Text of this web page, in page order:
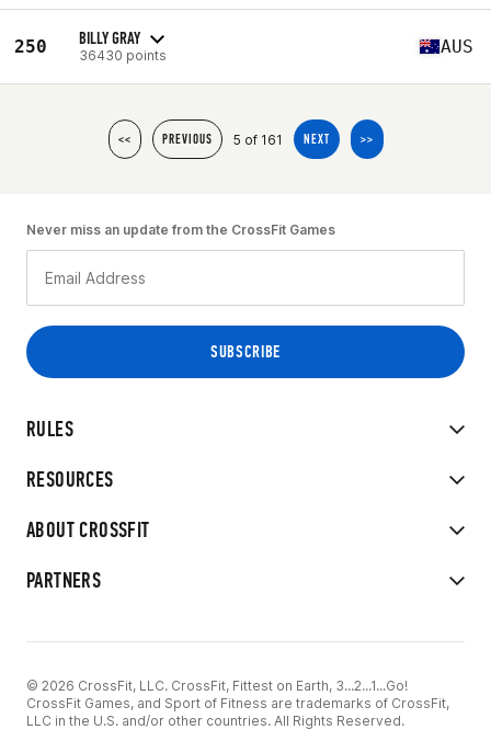
250 BILLY GRAY
36430 points AUS
<< PREVIOUS 5 of 161 NEXT >>
RULES
RESOURCES
ABOUT CROSSFIT
PARTNERS
Never miss an update from the CrossFit Games
© 2026 CrossFit, LLC. CrossFit, Fittest on Earth, 3...2...1...Go!
CrossFit Games, and Sport of Fitness are trademarks of CrossFit,
LLC in the U.S. and/or other countries. All Rights Reserved.